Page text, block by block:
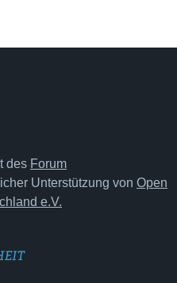
des Forum
Unterstützung von Open
e.V.